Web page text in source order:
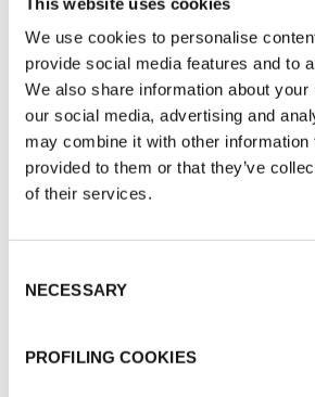
We use cookies to personalise
provide social media features and to
We also share information about
our social media, advertising and
may combine it with other information
provided to them or that they’ve
of their services.
Selection
NECESSARY
PROFILING COOKIES
Health & Safety - Approvals -
certificate - ENG
K-FLEX S1 | K-FLEX S2 | K-
ST PLUS | K-FLEX ST/SK |
K-FLEX ST FRIGO | K-FLEX
FLEX EC | K-FLEX EC AD | K-
K-FLEX SOLAR HT | K-FLEX
SRC TAPE | K-FLEX ECO | K-